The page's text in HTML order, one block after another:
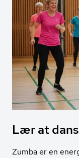
Lær at
Zumba er en